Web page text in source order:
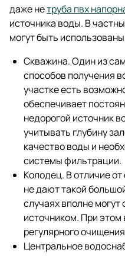
даже нетруба пвх
источника воды. В
могут быть
Скважина. Один из
способов получения
участке есть
обеспечивает
недорогой источник
учитывать глубину
качество воды и
системы фильтрации.
Колодец. В отличие
не дают такой
случаях вполне
источником. При этом
регулярного
Центральное